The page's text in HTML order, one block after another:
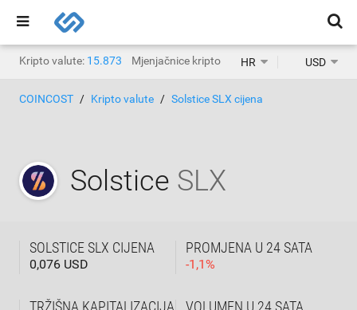
Kripto valute: 15.873 Mjenjačnice kripto valuta: 1.468
HR USD
COINCOST Kripto valute Solstice SLX cijena
Solstice SLX
SOLSTICE SLX CIJENA
0,076 USD
PROMJENA U 24 SATA
-1,1%
TRŽIŠNA KAPITALIZACIJA VOLUMEN U 24 SATA